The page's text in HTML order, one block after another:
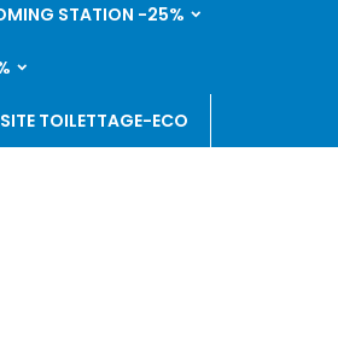
STATION -25%
TOILETTAGE-ECO